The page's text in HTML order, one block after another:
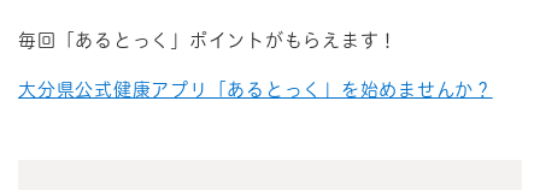
毎回「あるとっく」ポイントがもらえます！
大分県公式健康アプリ「あるとっく」を始めませんか？